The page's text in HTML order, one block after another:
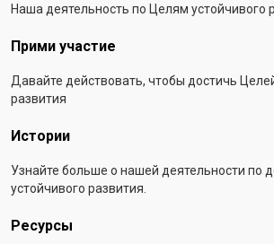
Наша деятельность по Целям устойчивого
Прими участие
Давайте действовать, чтобы достичь
развития
Истории
Узнайте больше о нашей деятельности по
устойчивого развития.
Ресурсы